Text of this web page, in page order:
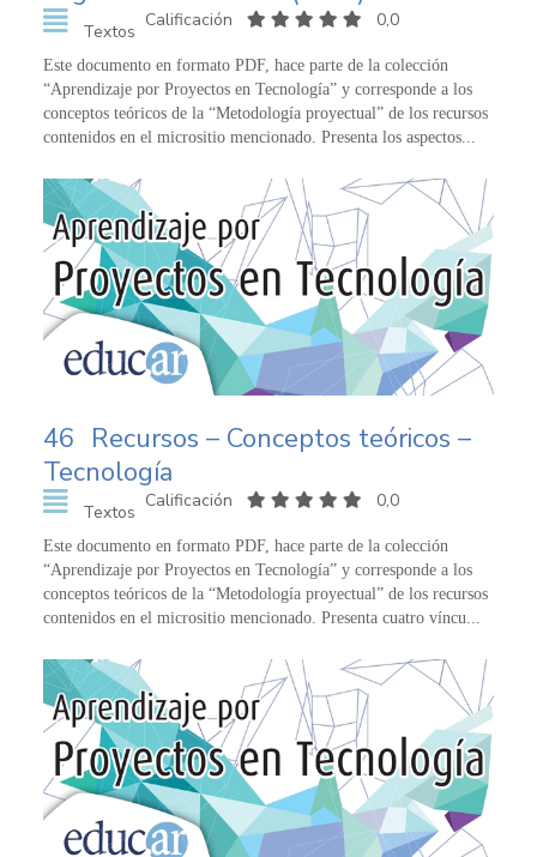
Textos
Calificación 0,0
Este documento en formato PDF, hace parte de la colección
“Aprendizaje por Proyectos en Tecnología” y corresponde a los
conceptos teóricos de la “Metodología proyectual” de los recursos
contenidos en el micrositio mencionado. Presenta los aspectos...
46 Recursos – Conceptos teóricos –
Tecnología
Textos
Calificación 0,0
Este documento en formato PDF, hace parte de la colección
“Aprendizaje por Proyectos en Tecnología” y corresponde a los
conceptos teóricos de la “Metodología proyectual” de los recursos
contenidos en el micrositio mencionado. Presenta cuatro víncu...